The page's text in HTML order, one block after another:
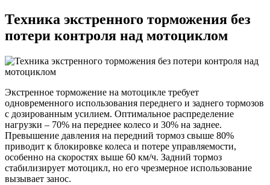
Техника экстренного торможения без
потери контроля над мотоциклом
Экстренное торможение на мотоцикле требует
одновременного использования переднего и заднего тормозов
с дозированным усилием. Оптимальное распределение
нагрузки – 70% на переднее колесо и 30% на заднее.
Превышение давления на передний тормоз свыше 80%
приводит к блокировке колеса и потере управляемости,
особенно на скоростях выше 60 км/ч. Задний тормоз
стабилизирует мотоцикл, но его чрезмерное использование
вызывает занос.